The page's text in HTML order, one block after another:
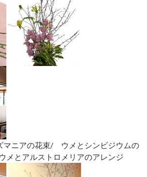
マニアの花束/ ウメとシンビジウムの
とアルストロメリアのアレンジ